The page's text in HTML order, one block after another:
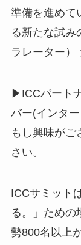
準備を進めて
る新たな試み
ラレーター）
▶ICCパート
バー(インタ
もし興味がご
さい。
ICCサミット
る。」ための
勢800名以上